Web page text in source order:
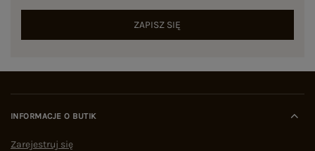
ZAPISZ SIĘ
INFORMACJE O BUTIK
Zarejestruj się